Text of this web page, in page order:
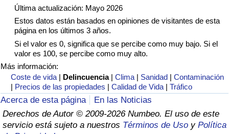
Última actualización: Mayo 2026
Estos datos están basados en opiniones de visitantes de esta
página en los últimos 3 años.
Si el valor es 0, significa que se percibe como muy bajo. Si el
valor es 100, se percibe como muy alto.
Más información:
Coste de vida | Delincuencia |Clima | Sanidad |Contaminación
| Precios de las propiedades |Calidad de Vida |Tráfico
Acerca de esta página
En las Noticias
Derechos de Autor © 2009-2026 Numbeo. El uso de este
servicio está sujeto a nuestros Términos de Uso y Política